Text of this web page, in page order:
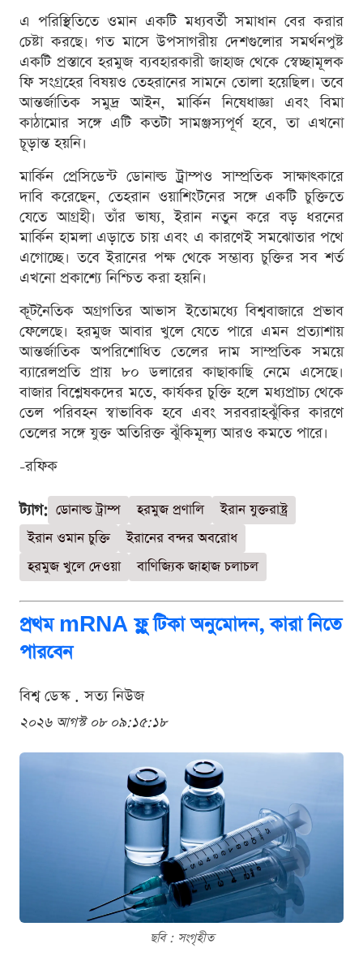
এ পরিস্থিতিতে ওমান একটি মধ্যবর্তী সমাধান বের করার
চেষ্টা করছে। গত মাসে উপসাগরীয় দেশগুলোর সমর্থনপুষ্ট
একটি প্রস্তাবে হরমুজ ব্যবহারকারী জাহাজ থেকে স্বেচ্ছামূলক
ফি সংগ্রহের বিষয়ও তেহরানের সামনে তোলা হয়েছিল। তবে
আন্তর্জাতিক সমুদ্র আইন, মার্কিন নিষেধাজ্ঞা এবং বিমা
কাঠামোর সঙ্গে এটি কতটা সামঞ্জস্যপূর্ণ হবে, তা এখনো
চূড়ান্ত হয়নি।
মার্কিন প্রেসিডেন্ট ডোনাল্ড ট্রাম্পও সাম্প্রতিক সাক্ষাৎকারে
দাবি করেছেন, তেহরান ওয়াশিংটনের সঙ্গে একটি চুক্তিতে
যেতে আগ্রহী। তাঁর ভাষ্য, ইরান নতুন করে বড় ধরনের
মার্কিন হামলা এড়াতে চায় এবং এ কারণেই সমঝোতার পথে
এগোচ্ছে। তবে ইরানের পক্ষ থেকে সম্ভাব্য চুক্তির সব শর্ত
এখনো প্রকাশ্যে নিশ্চিত করা হয়নি।
কূটনৈতিক অগ্রগতির আভাস ইতোমধ্যে বিশ্ববাজারে প্রভাব
ফেলেছে। হরমুজ আবার খুলে যেতে পারে এমন প্রত্যাশায়
আন্তর্জাতিক অপরিশোধিত তেলের দাম সাম্প্রতিক সময়ে
ব্যারেলপ্রতি প্রায় ৮০ ডলারের কাছাকাছি নেমে এসেছে।
বাজার বিশ্লেষকদের মতে, কার্যকর চুক্তি হলে মধ্যপ্রাচ্য থেকে
তেল পরিবহন স্বাভাবিক হবে এবং সরবরাহঝুঁকির কারণে
তেলের সঙ্গে যুক্ত অতিরিক্ত ঝুঁকিমূল্য আরও কমতে পারে।
-রফিক
ট্যাগ: ডোনাল্ড ট্রাম্প হরমুজ প্রণালি
ইরান যুক্তরাষ্ট্র
ইরান ওমান চুক্তি
ইরানের বন্দর অবরোধ
হরমুজ খুলে দেওয়া
বাণিজ্যিক জাহাজ চলাচল
প্রথম mRNA ফ্লু টিকা অনুমোদন, কারা নিতে
পারবেন
বিশ্ব ডেস্ক . সত্য নিউজ
২০২৬ আগস্ট ০৮ ০৯:১৫:১৮
ছবি : সংগৃহীত